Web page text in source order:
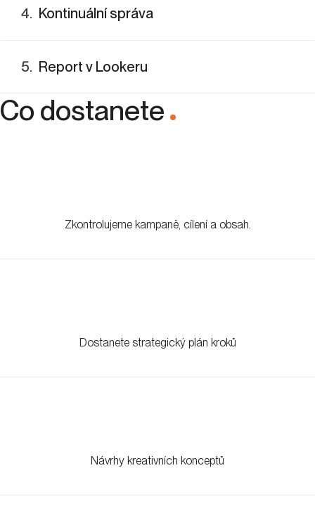
4. Kontinuální správa
5. Report v Lookeru
Co dostanete
.
Zkontrolujeme kampaně, cílení a obsah.
Dostanete strategický plán kroků
Návrhy kreativních konceptů